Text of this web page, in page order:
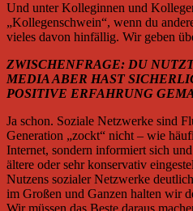
Und unter Kolleginnen und
„Kollegenschwein“, wenn du
vieles davon hinfällig. Wir geben
ZWISCHENFRAGE: DU
MEDIA ABER HAST
POSITIVE ERFAHRUNG
Ja schon. Soziale Netzwerke sind
Generation „zockt“ nicht – wie
Internet, sondern informiert sich
ältere oder sehr konservativ
Nutzens sozialer Netzwerke
im Großen und Ganzen halten wir